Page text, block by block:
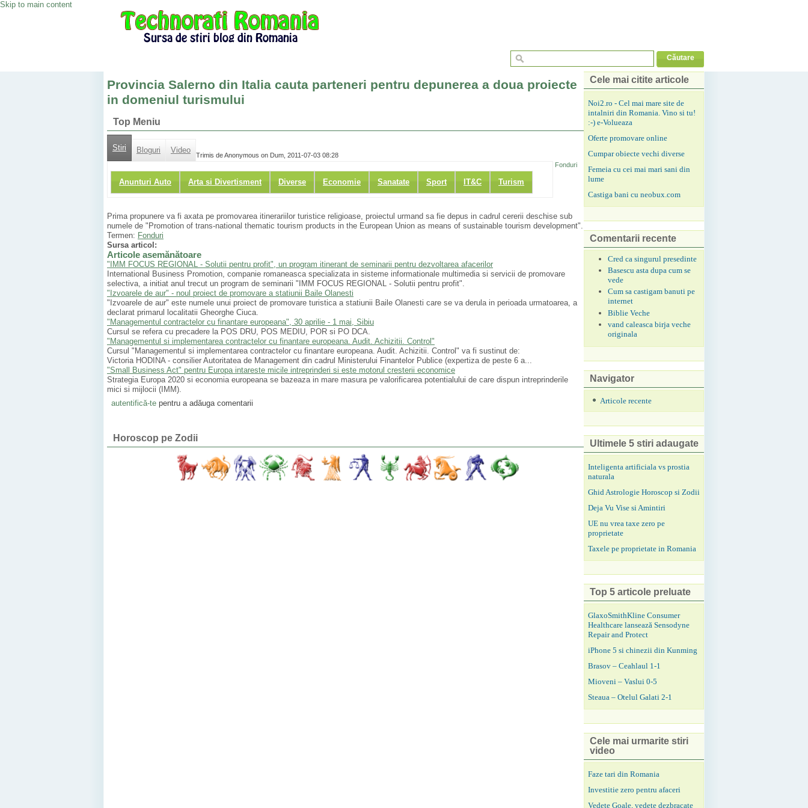
Skip to main content
Provincia Salerno din Italia cauta parteneri pentru depunerea a doua proiecte
in domeniul turismului
Top Meniu
Stiri Bloguri Video
Anunturi Auto Arta si Divertisment Diverse Economie Sanatate Sport IT&C Turism
Trimis de Anonymous on Dum, 2011-07-03 08:28
Fonduri
Prima propunere va fi axata pe promovarea itinerariilor turistice religioase, proiectul urmand sa fie depus in cadrul cererii deschise sub
numele de "Promotion of trans-national thematic tourism products in the European Union as means of sustainable tourism development".
Termen: Fonduri
Sursa articol:
Articole asemănătoare
"IMM FOCUS REGIONAL - Solutii pentru profit", un program itinerant de seminarii pentru dezvoltarea afacerilor
International Business Promotion, companie romaneasca specializata in sisteme informationale multimedia si servicii de promovare
selectiva, a initiat anul trecut un program de seminarii "IMM FOCUS REGIONAL - Solutii pentru profit".
"Izvoarele de aur" - noul proiect de promovare a statiunii Baile Olanesti
"Izvoarele de aur" este numele unui proiect de promovare turistica a statiunii Baile Olanesti care se va derula in perioada urmatoarea, a
declarat primarul localitatii Gheorghe Ciuca.
"Managementul contractelor cu finantare europeana", 30 aprilie - 1 mai, Sibiu
Cursul se refera cu precadere la POS DRU, POS MEDIU, POR si PO DCA.
"Managementul si implementarea contractelor cu finantare europeana. Audit. Achizitii. Control"
Cursul "Managementul si implementarea contractelor cu finantare europeana. Audit. Achizitii. Control" va fi sustinut de:
Victoria HODINA - consilier Autoritatea de Management din cadrul Ministerului Finantelor Publice (expertiza de peste 6 a...
"Small Business Act" pentru Europa intareste micile intreprinderi si este motorul cresterii economice
Strategia Europa 2020 si economia europeana se bazeaza in mare masura pe valorificarea potentialului de care dispun intreprinderile
mici si mijlocii (IMM).
autentifică-tepentru a adăuga comentarii
Horoscop pe Zodii
Cele mai citite articole
Noi2.ro - Cel mai mare site de
intalniri din Romania. Vino si tu!
:-) e-Volueaza
Oferte promovare online
Cumpar obiecte vechi diverse
Femeia cu cei mai mari sani din
lume
Castiga bani cu neobux.com
Comentarii recente
Cred ca singurul presedinte
Basescu asta dupa cum se
vede
Cum sa castigam banuti pe
internet
Biblie Veche
vand caleasca birja veche
originala
Navigator
Articole recente
Ultimele 5 stiri adaugate
Inteligenta artificiala vs prostia
naturala
Ghid Astrologie Horoscop si Zodii
Deja Vu Vise si Amintiri
UE nu vrea taxe zero pe
proprietate
Taxele pe proprietate in Romania
Top 5 articole preluate
GlaxoSmithKline Consumer
Healthcare lansează Sensodyne
Repair and Protect
iPhone 5 si chinezii din Kunming
Brasov – Ceahlaul 1-1
Mioveni – Vaslui 0-5
Steaua – Otelul Galati 2-1
Cele mai urmarite stiri
video
Faze tari din Romania
Investitie zero pentru afaceri
Vedete Goale, vedete dezbracate